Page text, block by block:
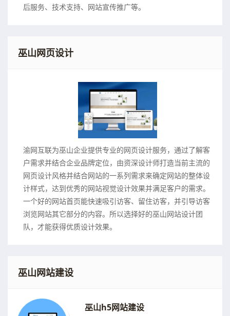
后服务、技术支持、网站宣传推广等。
巫山网页设计
渝网互联为巫山企业提供专业的网页设计服务，通过了解客
户需求并结合企业品牌定位，由资深设计师打造当前主流的
网页设计风格并结合网站的一系列需求来确定网站的整体设
计样式，达到优秀的网站视觉设计效果并满足客户的需求。
一个好的网站首页能快速吸引访客、留住访客，并引导访客
浏览网站其它部分的内容。所以选择好的巫山网站设计团
队，才能获得优质设计效果。
巫山网站建设
巫山h5网站建设